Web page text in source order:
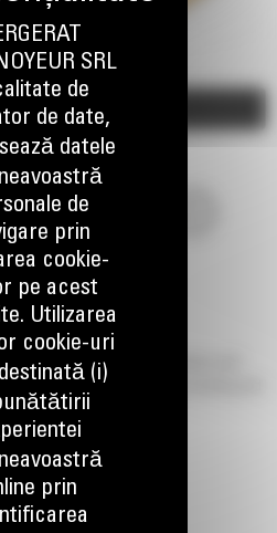
buckets provides higher fill factors and
and materials.
SRL
de
de date,
datele
de
prin
cookie-
pe acest
Utilizarea
cookie-uri
(i)
prin